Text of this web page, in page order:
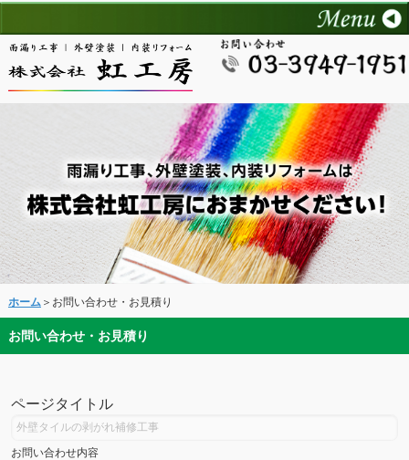
ホーム＞お問い合わせ・お見積り
お問い合わせ・お見積り
ページタイトル
お問い合わせ内容